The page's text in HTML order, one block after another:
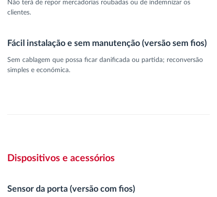
Não terá de repor mercadorias roubadas ou de indemnizar os
clientes.
Fácil instalação e sem manutenção (versão sem fios)
Sem cablagem que possa ficar danificada ou partida; reconversão
simples e económica.
Dispositivos e acessórios
Sensor da porta (versão com fios)